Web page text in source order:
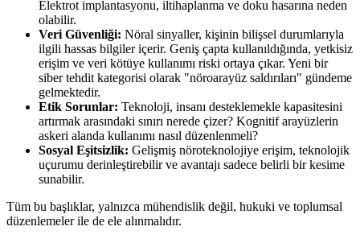
Elektrot implantasyonu, iltihaplanma ve doku hasarına neden
olabilir.
Veri Güvenliği: Nöral sinyaller, kişinin bilişsel durumlarıyla
ilgili hassas bilgiler içerir. Geniş çapta kullanıldığında, yetkisiz
erişim ve veri kötüye kullanımı riski ortaya çıkar. Yeni bir
siber tehdit kategorisi olarak "nöroarayüz saldırıları" gündeme
gelmektedir.
Etik Sorunlar: Teknoloji, insanı desteklemekle kapasitesini
artırmak arasındaki sınırı nerede çizer? Kognitif arayüzlerin
askeri alanda kullanımı nasıl düzenlenmeli?
Sosyal Eşitsizlik: Gelişmiş nöroteknolojiye erişim, teknolojik
uçurumu derinleştirebilir ve avantajı sadece belirli bir kesime
sunabilir.
Tüm bu başlıklar, yalnızca mühendislik değil, hukuki ve toplumsal
düzenlemeler ile de ele alınmalıdır.